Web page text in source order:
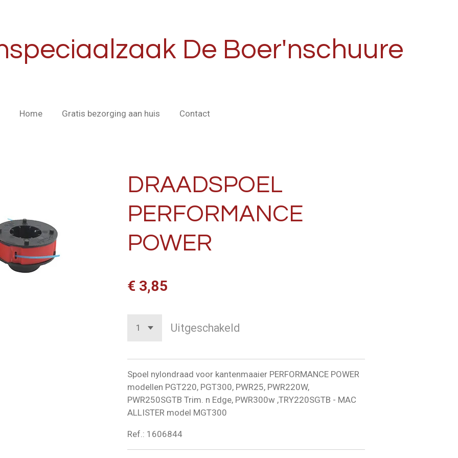
De Boer'nschuure
Home Gratis bezorging aan huis Contact
DRAADSPOEL
PERFORMANCE
POWER
€ 3,85
Uitgeschakeld
Spoel nylondraad voor kantenmaaier PERFORMANCE POWER
modellen PGT220, PGT300, PWR25, PWR220W,
PWR250SGTB Trim. n Edge, PWR300w ,TRY220SGTB - MAC
ALLISTER model MGT300
Ref.: 1606844